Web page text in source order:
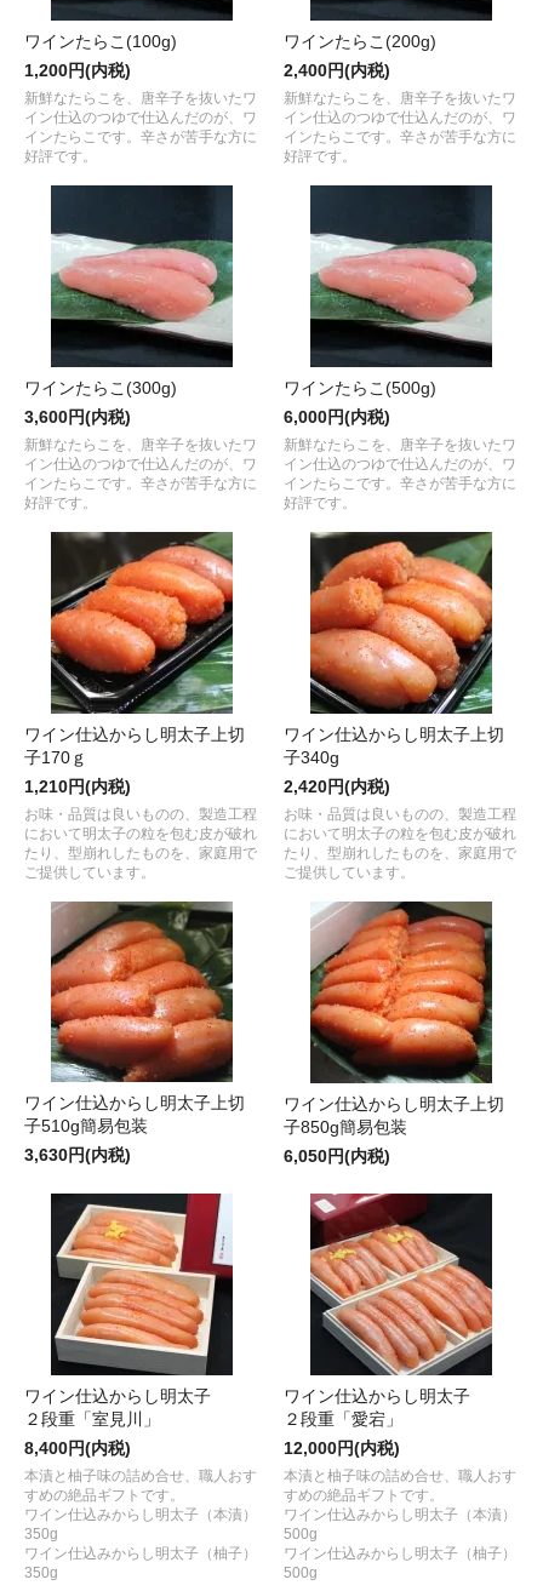
ワインたらこ(100g)
1,200円(内税)
新鮮なたらこを、唐辛子を抜いたワ
イン仕込のつゆで仕込んだのが、ワ
インたらこです。辛さが苦手な方に
好評です。
ワインたらこ(200g)
2,400円(内税)
新鮮なたらこを、唐辛子を抜いたワ
イン仕込のつゆで仕込んだのが、ワ
インたらこです。辛さが苦手な方に
好評です。
ワインたらこ(300g)
3,600円(内税)
新鮮なたらこを、唐辛子を抜いたワ
イン仕込のつゆで仕込んだのが、ワ
インたらこです。辛さが苦手な方に
好評です。
ワインたらこ(500g)
6,000円(内税)
新鮮なたらこを、唐辛子を抜いたワ
イン仕込のつゆで仕込んだのが、ワ
インたらこです。辛さが苦手な方に
好評です。
ワイン仕込からし明太子上切
子170ｇ
1,210円(内税)
お味・品質は良いものの、製造工程
において明太子の粒を包む皮が破れ
たり、型崩れしたものを、家庭用で
ご提供しています。
ワイン仕込からし明太子上切
子340g
2,420円(内税)
お味・品質は良いものの、製造工程
において明太子の粒を包む皮が破れ
たり、型崩れしたものを、家庭用で
ご提供しています。
ワイン仕込からし明太子上切
子510g簡易包装
3,630円(内税)
ワイン仕込からし明太子上切
子850g簡易包装
6,050円(内税)
ワイン仕込からし明太子
２段重「室見川」
8,400円(内税)
本漬と柚子味の詰め合せ、職人おす
すめの絶品ギフトです。
ワイン仕込みからし明太子（本漬）
350g
ワイン仕込みからし明太子（柚子）
350g
ワイン仕込からし明太子
２段重「愛宕」
12,000円(内税)
本漬と柚子味の詰め合せ、職人おす
すめの絶品ギフトです。
ワイン仕込みからし明太子（本漬）
500g
ワイン仕込みからし明太子（柚子）
500g